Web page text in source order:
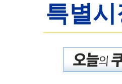
특별